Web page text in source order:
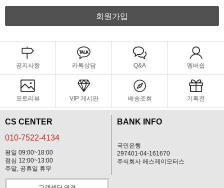
회원가입
공지사항 카톡상담 Q&A 멤버쉽
포토리뷰 VIP 게시판 배송조회 기획전
CS CENTER
010-7522-4134
평일 09:00~18:00
점심 12:00~13:00
주말, 공휴일 휴무
BANK INFO
국민은행
297401-04-161670
주식회사 에스제이모터스